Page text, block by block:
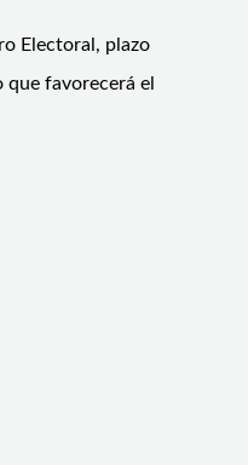
Electoral, plazo
favorecerá el